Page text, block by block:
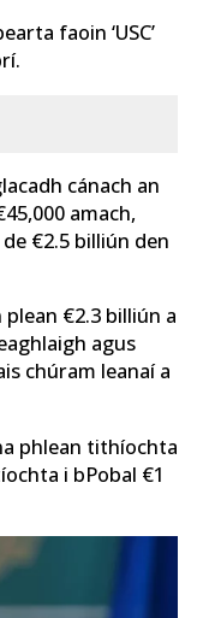
faoin ‘USC’
cánach an
amach,
€2.5 billiún den
€2.3 billiún a
agus
chúram leanaí a
phlean tithíochta
i bPobal €1